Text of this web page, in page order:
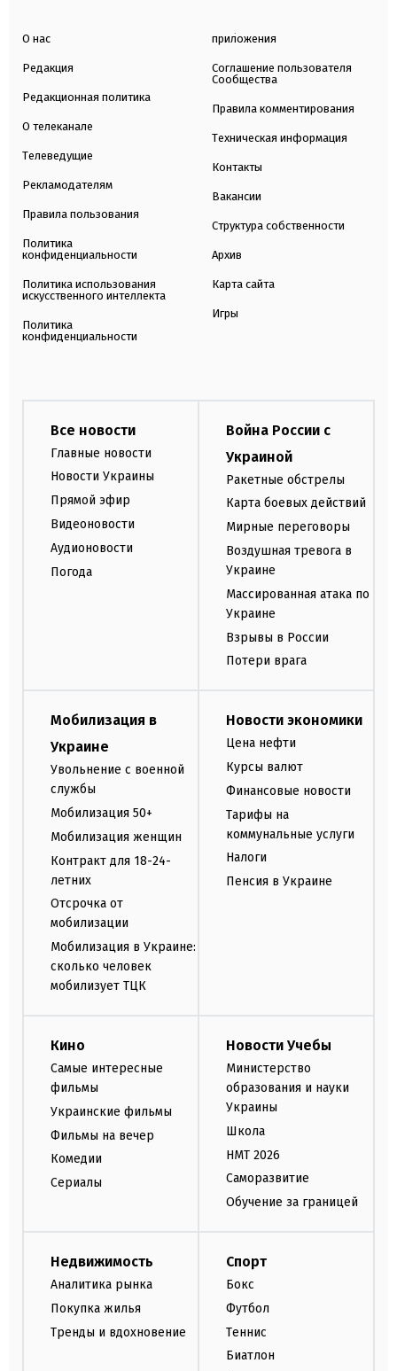
О нас
Редакция
Редакционная политика
О телеканале
Телеведущие
Рекламодателям
Правила пользования
Политика
конфиденциальности
Политика использования
искусственного интеллекта
Политика
конфиденциальности
приложения
Соглашение пользователя
Сообщества
Правила комментирования
Техническая информация
Контакты
Вакансии
Структура собственности
Архив
Карта сайта
Игры
Все новости
Главные новости
Новости Украины
Прямой эфир
Видеоновости
Аудионовости
Погода
Война России с
Украиной
Ракетные обстрелы
Карта боевых действий
Мирные переговоры
Воздушная тревога в
Украине
Массированная атака по
Украине
Взрывы в России
Потери врага
Мобилизация в
Украине
Увольнение с военной
службы
Мобилизация 50+
Мобилизация женщин
Контракт для 18-24-
летних
Отсрочка от
мобилизации
Мобилизация в Украине:
сколько человек
мобилизует ТЦК
Новости экономики
Цена нефти
Курсы валют
Финансовые новости
Тарифы на
коммунальные услуги
Налоги
Пенсия в Украине
Кино
Самые интересные
фильмы
Украинские фильмы
Фильмы на вечер
Комедии
Сериалы
Новости Учебы
Министерство
образования и науки
Украины
Школа
НМТ 2026
Саморазвитие
Обучение за границей
Недвижимость
Аналитика рынка
Покупка жилья
Тренды и вдохновение
Спорт
Бокс
Футбол
Теннис
Биатлон